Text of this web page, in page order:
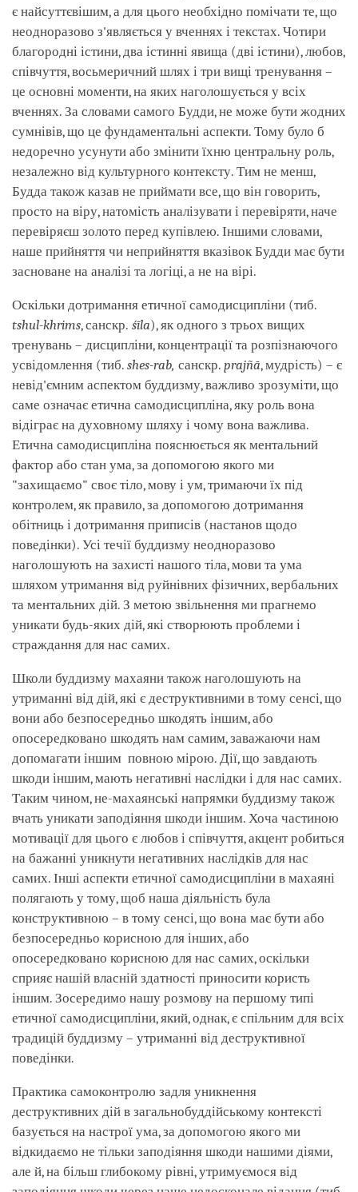
є найсуттєвішим, а для цього необхідно помічати те, що
неодноразово з'являється у вченнях і текстах. Чотири
благородні істини, два істинні явища (дві істини), любов,
співчуття, восьмеричний шлях і три вищі тренування –
це основні моменти, на яких наголошується у всіх
вченнях. За словами самого Будди, не може бути жодних
сумнівів, що це фундаментальні аспекти. Тому було б
недоречно усунути або змінити їхню центральну роль,
незалежно від культурного контексту. Тим не менш,
Будда також казав не приймати все, що він говорить,
просто на віру, натомість аналізувати і перевіряти, наче
перевіряєш золото перед купівлею. Іншими словами,
наше прийняття чи неприйняття вказівок Будди має бути
засноване на аналізі та логіці, а не на вірі.
Оскільки дотримання етичної самодисципліни (тиб.
tshul-khrims, санскр. śīla), як одного з трьох вищих
тренувань – дисципліни, концентрації та розпізнаючого
усвідомлення (тиб. shes-rab, санскр. prajñā, мудрість) – є
невід'ємним аспектом буддизму, важливо зрозуміти, що
саме означає етична самодисципліна, яку роль вона
відіграє на духовному шляху і чому вона важлива.
Етична самодисципліна пояснюється як ментальний
фактор або стан ума, за допомогою якого ми
"захищаємо" своє тіло, мову і ум, тримаючи їх під
контролем, як правило, за допомогою дотримання
обітниць і дотримання приписів (настанов щодо
поведінки). Усі течії буддизму неодноразово
наголошують на захисті нашого тіла, мови та ума
шляхом утримання від руйнівних фізичних, вербальних
та ментальних дій. З метою звільнення ми прагнемо
уникати будь-яких дій, які створюють проблеми і
страждання для нас самих.
Школи буддизму махаяни також наголошують на
утриманні від дій, які є деструктивними в тому сенсі, що
вони або безпосередньо шкодять іншим, або
опосередковано шкодять нам самим, заважаючи нам
допомагати іншим повною мірою. Дії, що завдають
шкоди іншим, мають негативні наслідки і для нас самих.
Таким чином, не-махаянські напрямки буддизму також
вчать уникати заподіяння шкоди іншим. Хоча частиною
мотивації для цього є любов і співчуття, акцент робиться
на бажанні уникнути негативних наслідків для нас
самих. Інші аспекти етичної самодисципліни в махаяні
полягають у тому, щоб наша діяльність була
конструктивною – в тому сенсі, що вона має бути або
безпосередньо корисною для інших, або
опосередковано корисною для нас самих, оскільки
сприяє нашій власній здатності приносити користь
іншим. Зосередимо нашу розмову на першому типі
етичної самодисципліни, який, однак, є спільним для всіх
традицій буддизму – утриманні від деструктивної
поведінки.
Практика самоконтролю задля уникнення
деструктивних дій в загальнобуддійському контексті
базується на настрої ума, за допомогою якого ми
відкидаємо не тільки заподіяння шкоди нашими діями,
але й, на більш глибокому рівні, утримуємося від